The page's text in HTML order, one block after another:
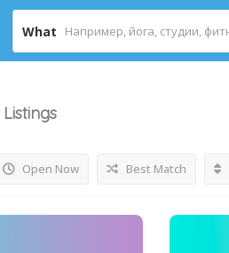
What
Listings
Open Now Best Match